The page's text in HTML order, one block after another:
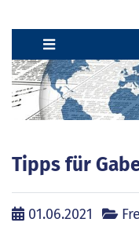
Tipps für
01.06.2021